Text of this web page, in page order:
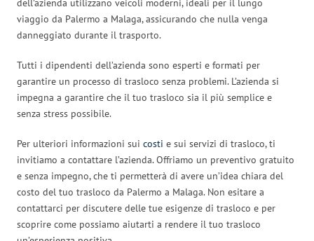
dell’azienda utilizzano veicoli moderni, ideali per il lungo
viaggio da Palermo a Malaga, assicurando che nulla venga
danneggiato durante il trasporto.
Tutti i dipendenti dell’azienda sono esperti e formati per
garantire un processo di trasloco senza problemi. L’azienda si
impegna a garantire che il tuo trasloco sia il più semplice e
senza stress possibile.
Per ulteriori informazioni sui costi e sui servizi di trasloco, ti
invitiamo a contattare l’azienda. Offriamo un preventivo gratuito
e senza impegno, che ti permetterà di avere un’idea chiara del
costo del tuo trasloco da Palermo a Malaga. Non esitare a
contattarci per discutere delle tue esigenze di trasloco e per
scoprire come possiamo aiutarti a rendere il tuo trasloco